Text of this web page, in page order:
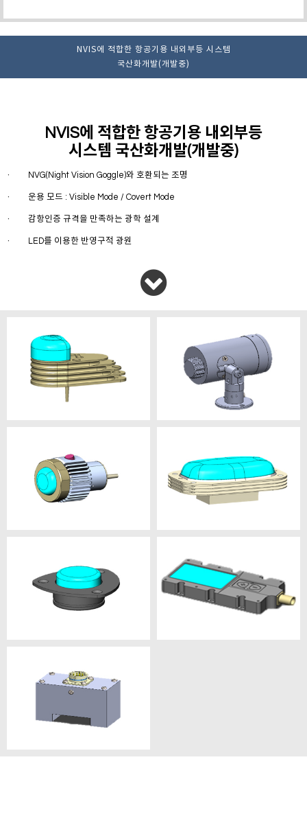
NVIS에 적합한 항공기용 내외부등 시스템
국산화개발(개발중)
NVIS에 적합한 항공기용 내외부등
시스템 국산화개발(개발중)
ㆍ NVG(Night Vision Goggle)와 호환되는 조명
ㆍ 운용 모드 : Visible Mode / Covert Mode
ㆍ 감항인증 규격을 만족하는 광학 설계
ㆍ LED를 이용한 반영구적 광원